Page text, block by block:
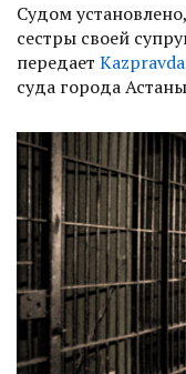
Судом
сестры своей
передает
суда города Астаны